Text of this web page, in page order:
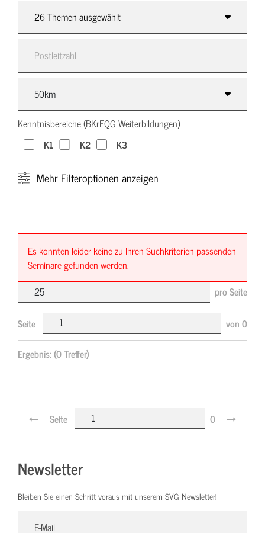
26 Themen ausgewählt
Kenntnisbereiche (BKrFQG Weiterbildungen)
K1
K2 K3
Mehr Filteroptionen anzeigen
Es konnten leider keine zu Ihren Suchkriterien passenden
Seminare gefunden werden.
pro Seite
Seite von0
Ergebnis:(0 Treffer)
Seite 0
Newsletter
Bleiben Sie einen Schritt voraus mit unserem SVG Newsletter!